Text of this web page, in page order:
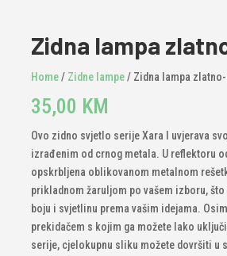
Zidna lampa
Home/ Zidne lampe/ Zidna lampa
35,00 KM
Ovo zidno svjetlo serije Xara I uvjerava
izrađenim od crnog metala. U reflektoru
opskrbljena oblikovanom metalnom
prikladnom žaruljom po vašem izboru,
boju i svjetlinu prema vašim idejama.
prekidačem s kojim ga možete lako
serije, cjelokupnu sliku možete dovršiti u